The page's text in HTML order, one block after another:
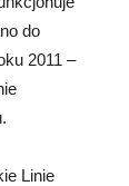
do
2011 –
Linie